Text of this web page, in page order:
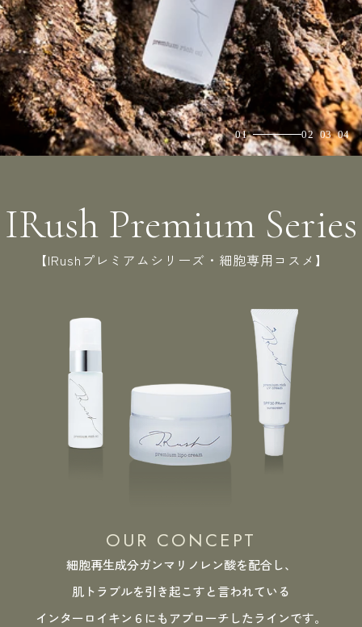
IRush Premium Series
【IRushプレミアムシリーズ・細胞専用コスメ】
OUR CONCEPT
細胞再生成分ガンマリノレン酸を配合し、
肌トラブルを引き起こすと言われている
インターロイキン６にもアプローチしたラインです。